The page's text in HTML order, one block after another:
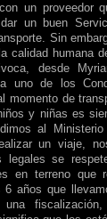
un proveedor
un buen
Sin
calidad humana
desde
uno de los
momento de
y niñas es
al
un viaje,
legales se
en terreno que
años que